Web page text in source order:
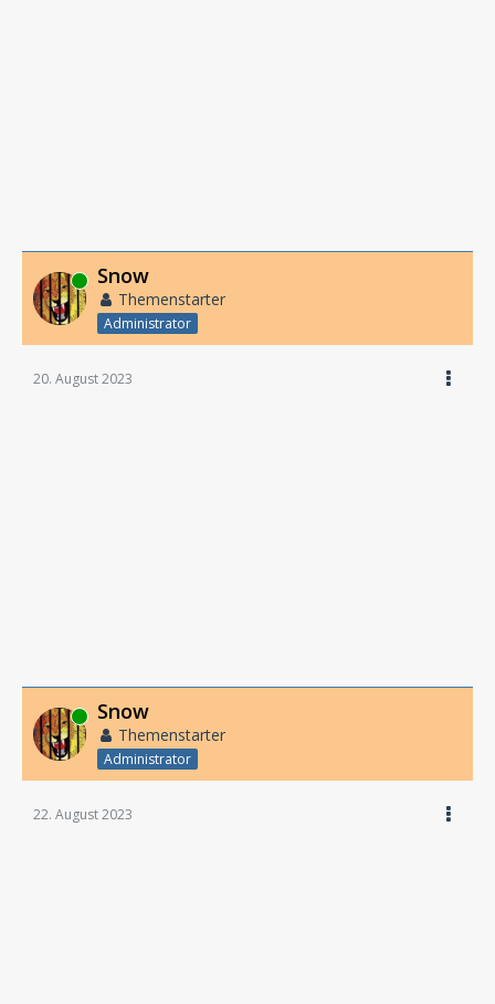
Online Snow
Themenstarter
Administrator
20. August 2023
Online Snow
Themenstarter
Administrator
22. August 2023